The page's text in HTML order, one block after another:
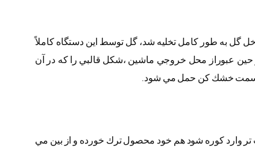
گل به طور كامل تخليه شد، گل توسط اين دستگاه كاملاً
عبوراز محل خروجي ماشين ،شكل قالبي را كه در آن
قسمت خشك كن حمل مي شود.
وارد كوره شود هم خود محصول ترك خورده و از بين مي